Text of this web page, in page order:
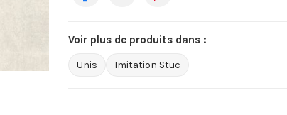
Voir plus de produits dans :
Unis Imitation Stuc